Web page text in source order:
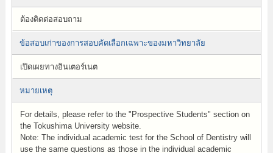
ต้องติดต่อสอบถาม
ข้อสอบเก่าของการสอบคัดเลือกเฉพาะของมหาวิทยาลัย
เปิดเผยทางอินเตอร์เนต
หมายเหตุ
For details, please refer to the "Prospective Students" section on
the Tokushima University website.
Note: The individual academic test for the School of Dentistry will
use the same questions as those in the individual academic